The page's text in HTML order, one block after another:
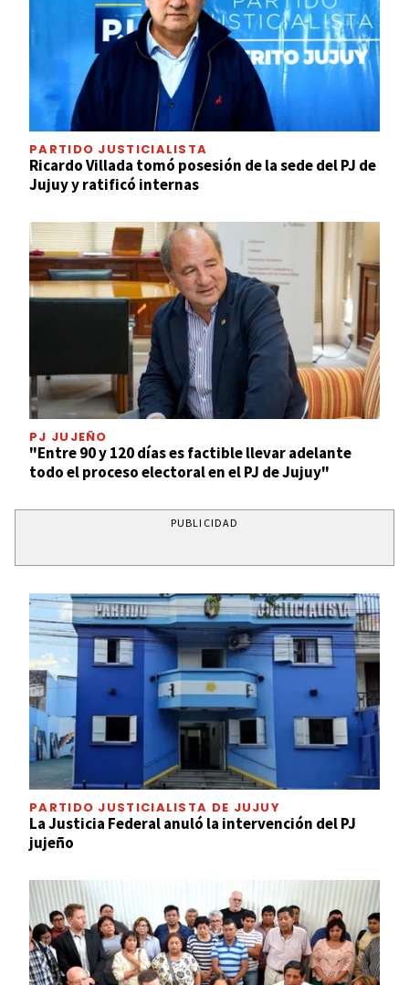
PARTIDO JUSTICIALISTA
Ricardo Villada tomó posesión de la sede del PJ de
Jujuy y ratificó internas
PJ JUJEÑO
"Entre 90 y 120 días es factible llevar adelante
todo el proceso electoral en el PJ de Jujuy"
PUBLICIDAD
PARTIDO JUSTICIALISTA DE JUJUY
La Justicia Federal anuló la intervención del PJ
jujeño